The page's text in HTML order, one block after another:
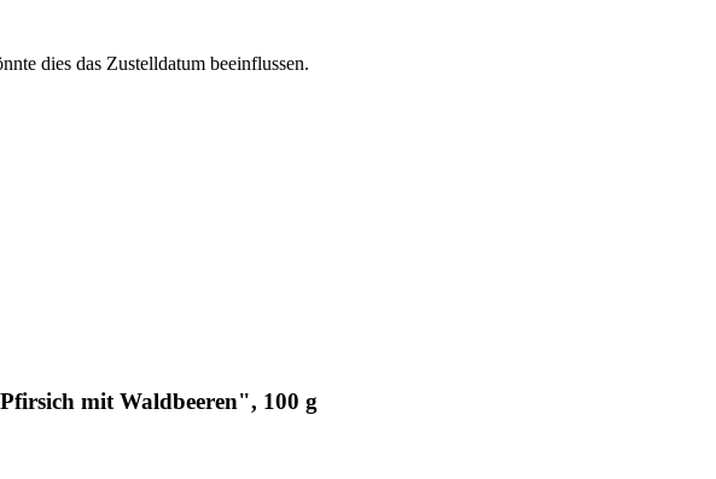
dies das Zustelldatum beeinflussen.
mit Waldbeeren", 100 g